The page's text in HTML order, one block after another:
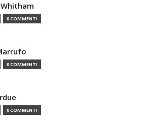
0 COMMENTI
0 COMMENTI
0 COMMENTI